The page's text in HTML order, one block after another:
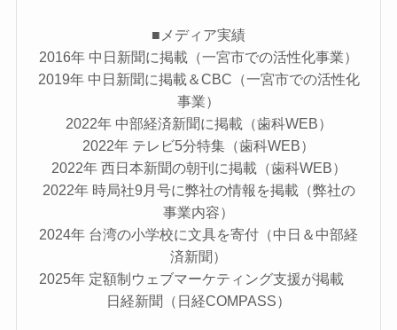
■メディア実績
2016年 中日新聞に掲載（一宮市での活性化事業）
2019年 中日新聞に掲載＆CBC（一宮市での活性化
事業）
2022年 中部経済新聞に掲載（歯科WEB）
2022年 テレビ5分特集（歯科WEB）
2022年 西日本新聞の朝刊に掲載（歯科WEB）
2022年 時局社9月号に弊社の情報を掲載（弊社の
事業内容）
2024年 台湾の小学校に文具を寄付（中日＆中部経
済新聞）
2025年 定額制ウェブマーケティング支援が掲載
日経新聞（日経COMPASS）